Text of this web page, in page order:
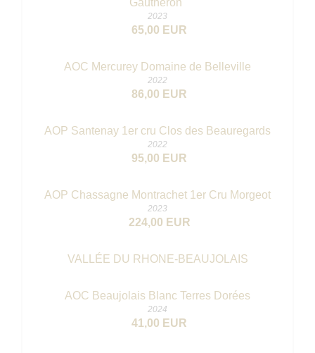
Gautheron"
2023
65,00 EUR
AOC Mercurey Domaine de Belleville
2022
86,00 EUR
AOP Santenay 1er cru Clos des Beauregards
2022
95,00 EUR
AOP Chassagne Montrachet 1er Cru Morgeot
2023
224,00 EUR
VALLÉE DU RHONE-BEAUJOLAIS
AOC Beaujolais Blanc Terres Dorées
2024
41,00 EUR